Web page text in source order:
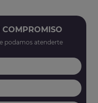
COMPROMISO
podamos atenderte